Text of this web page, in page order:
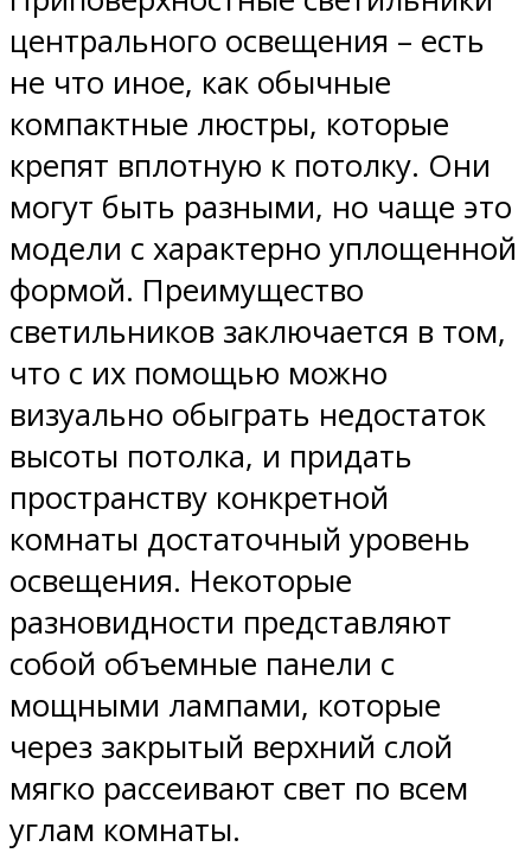
центрального освещения – есть
не что иное, как обычные
компактные люстры, которые
крепят вплотную к потолку. Они
могут быть разными, но чаще это
модели с характерно уплощенной
формой. Преимущество
светильников заключается в том,
что с их помощью можно
визуально обыграть недостаток
высоты потолка, и придать
пространству конкретной
комнаты достаточный уровень
освещения. Некоторые
разновидности представляют
собой объемные панели с
мощными лампами, которые
через закрытый верхний слой
мягко рассеивают свет по всем
углам комнаты.